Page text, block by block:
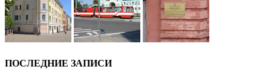
ПОСЛЕДНИЕ ЗАПИСИ